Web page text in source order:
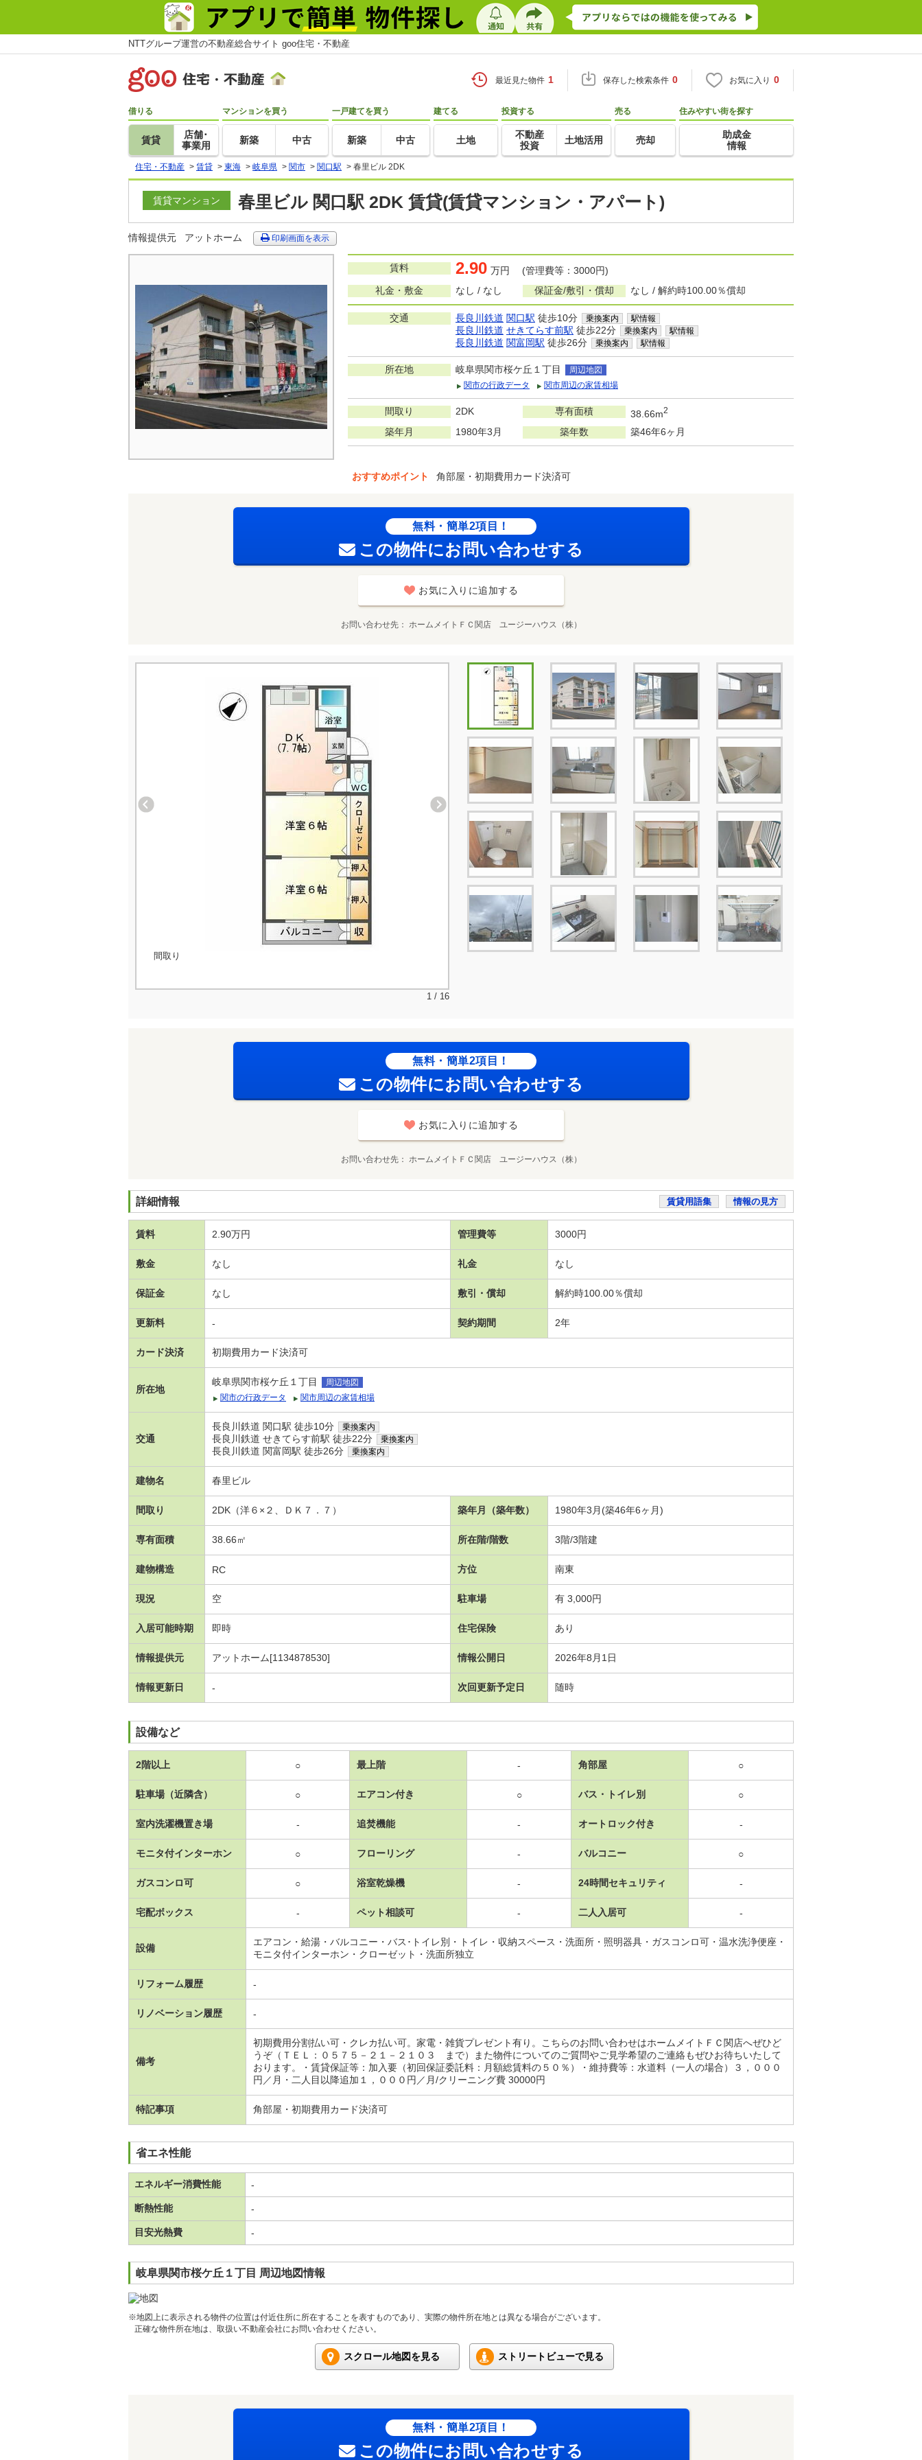
NTTグループ運営の不動産総合サイト goo住宅・不動産
最近見た物件 1 保存した検索条件 0 お気に入り 0
借りる
賃貸
店舗･
事業用
マンションを買う
新築 中古
一戸建てを買う
新築 中古
建てる
土地
投資する
不動産
投資
土地活用
売る
売却
住みやすい街を探す
助成金
情報
住宅・不動産 > 賃貸 > 東海 > 岐阜県 > 関市 > 関口駅 > 春里ビル 2DK
賃貸マンション 春里ビル 関口駅 2DK 賃貸(賃貸マンション・アパート)
情報提供元 アットホーム 印刷画面を表示
賃料 2.90 万円 (管理費等：3000円)
礼金・敷金
なし / なし 保証金/敷引・償却 なし / 解約時100.00％償却
交通 長良川鉄道 関口駅 徒歩10分 乗換案内 駅情報
長良川鉄道 せきてらす前駅 徒歩22分 乗換案内 駅情報
長良川鉄道 関富岡駅 徒歩26分 乗換案内 駅情報
所在地 岐阜県関市桜ケ丘１丁目
周辺地図
関市の行政データ
関市周辺の家賃相場
間取り 2DK 専有面積 38.66m2
築年月 1980年3月 築年数 築46年6ヶ月
おすすめポイント 角部屋・初期費用カード決済可
無料・簡単2項目！
この物件にお問い合わせする
お気に入りに追加する
お問い合わせ先 ホームメイトＦＣ関店 ユージーハウス（株）
間取り
1 / 16
無料・簡単2項目！
この物件にお問い合わせする
お気に入りに追加する
お問い合わせ先 ホームメイトＦＣ関店 ユージーハウス（株）
詳細情報 賃貸用語集 情報の見方
賃料 2.90万円 管理費等 3000円
敷金 なし 礼金 なし
保証金 なし 敷引・償却 解約時100.00％償却
更新料 - 契約期間 2年
カード決済 初期費用カード決済可
所在地
岐阜県関市桜ケ丘１丁目
周辺地図
関市の行政データ
関市周辺の家賃相場
交通
長良川鉄道 関口駅 徒歩10分 乗換案内
長良川鉄道 せきてらす前駅 徒歩22分 乗換案内
長良川鉄道 関富岡駅 徒歩26分 乗換案内
建物名 春里ビル
間取り 2DK（洋６×２、ＤＫ７．７） 築年月（築年数） 1980年3月(築46年6ヶ月)
専有面積 38.66㎡ 所在階/階数 3階/3階建
建物構造 RC 方位 南東
現況 空 駐車場 有 3,000円
入居可能時期 即時 住宅保険 あり
情報提供元 アットホーム[1134878530] 情報公開日 2026年8月1日
情報更新日 - 次回更新予定日 随時
設備など
2階以上 ○ 最上階 - 角部屋 ○
駐車場（近隣含） ○ エアコン付き ○ バス・トイレ別 ○
室内洗濯機置き場 - 追焚機能 - オートロック付き -
モニタ付インターホン ○ フローリング - バルコニー ○
ガスコンロ可 ○ 浴室乾燥機 - 24時間セキュリティ -
宅配ボックス - ペット相談可 - 二人入居可 -
設備
エアコン・給湯・バルコニー・バス･トイレ別・トイレ・収納スペース・洗面所・照明器具・ガスコンロ可・温水洗浄便座・
モニタ付インターホン・クローゼット・洗面所独立
リフォーム履歴 -
リノベーション履歴 -
備考
初期費用分割払い可・クレカ払い可。家電・雑貨プレゼント有り。こちらのお問い合わせはホームメイトＦＣ関店へぜひど
うぞ（ＴＥＬ：０５７５－２１－２１０３ まで）また物件についてのご質問やご見学希望のご連絡もぜひお待ちいたして
おります。・賃貸保証等：加入要（初回保証委託料：月額総賃料の５０％）・維持費等：水道料（一人の場合）３，０００
円／月・二人目以降追加１，０００円／月/クリーニング費 30000円
特記事項 角部屋・初期費用カード決済可
省エネ性能
エネルギー消費性能 -
断熱性能 -
目安光熱費 -
岐阜県関市桜ケ丘１丁目 周辺地図情報
※地図上に表示される物件の位置は付近住所に所在することを表すものであり、実際の物件所在地とは異なる場合がございます。
正確な物件所在地は、取扱い不動産会社にお問い合わせください。
スクロール地図を見る ストリートビューで見る
無料・簡単2項目！
この物件にお問い合わせする